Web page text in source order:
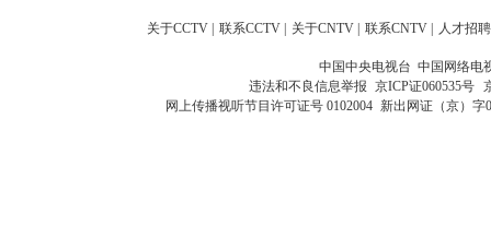
关于CCTV | 联系CCTV | 关于CNTV | 联系CNTV | 人才招聘
中国中央电视台 中国网络电
违法和不良信息举报 京ICP证060535号
网上传播视听节目许可证号 0102004 新出网证（京）